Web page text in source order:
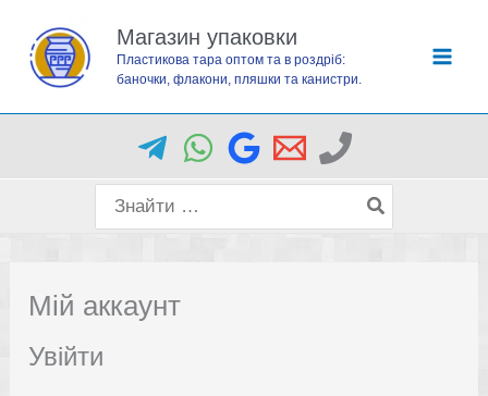
вмісту
Магазин упаковки
Пластикова тара оптом та в роздріб:
баночки, флакони, пляшки та канистри.
Пошук
для:
Мій аккаунт
Увійти